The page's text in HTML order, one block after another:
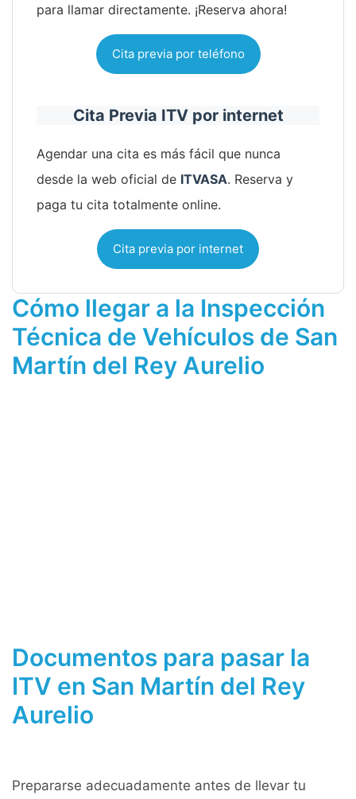
para llamar directamente. ¡Reserva ahora!
Cita previa por teléfono
Cita Previa ITV por internet
Agendar una cita es más fácil que nunca
desde la web oficial de ITVASA. Reserva y
paga tu cita totalmente online.
Cita previa por internet
Cómo llegar a la Inspección
Técnica de Vehículos de San
Martín del Rey Aurelio
Documentos para pasar la
ITV en San Martín del Rey
Aurelio
Prepararse adecuadamente antes de llevar tu